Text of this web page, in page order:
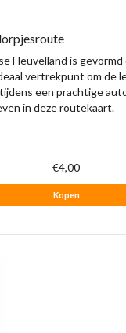
Heuvelland is
vertrekpunt om de
een prachtige
in deze routekaart.
€4,00
Kopen